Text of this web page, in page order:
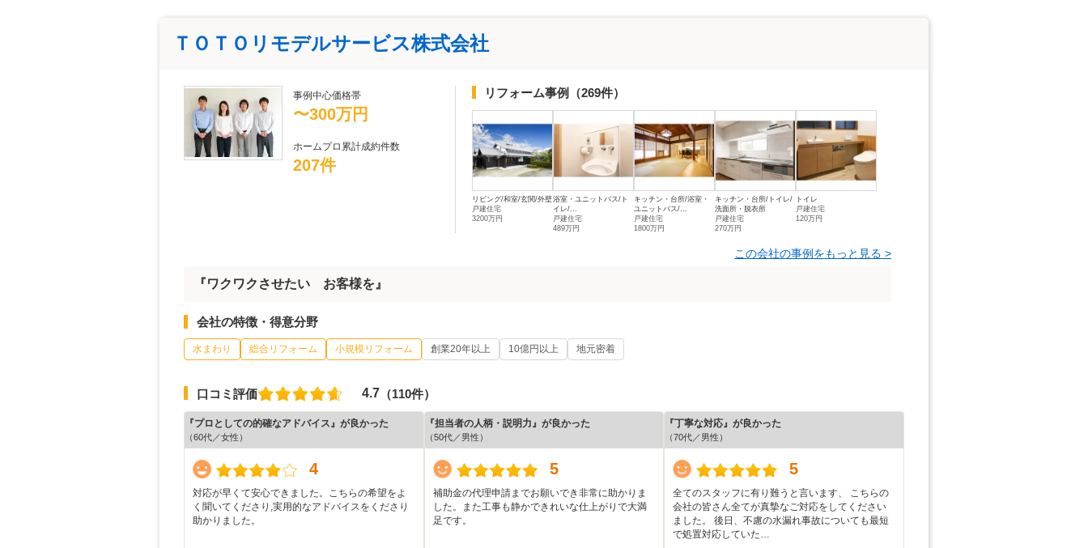
ＴＯＴＯリモデルサービス株式会社
事例中心価格帯
〜300万円
ホームプロ累計成約件数
207件
リフォーム事例 （269件）
リビング/和室/玄関/外壁
戸建住宅
3200万円
浴室・ユニットバス/ト
イレ/...
戸建住宅
489万円
キッチン・台所/浴室・
ユニットバス/...
戸建住宅
1800万円
キッチン・台所/トイレ/
洗面所・脱衣所
戸建住宅
270万円
トイレ
戸建住宅
120万円
この会社の事例をもっと見る >
『ワクワクさせたい お客様を』
会社の特徴・得意分野
水まわり 総合リフォーム 小規模リフォーム 創業20年以上 10億円以上 地元密着
口コミ評価 4.7 （110件）
『プロとしての的確なアドバイス』が良かった
（60代／女性）
4
対応が早くて安心できました。こちらの希望をよ
く聞いてくださり,実用的なアドバイスをくださり
助かりました。
『担当者の人柄・説明力』が良かった
（50代／男性）
5
補助金の代理申請までお願いでき非常に助かりま
した。また工事も静かできれいな仕上がりで大満
足です。
『丁寧な対応』が良かった
（70代／男性）
5
全てのスタッフに有り難うと言います、 こちらの
会社の皆さん全てが真摯なご対応をしてください
ました。 後日、不慮の水漏れ事故についても最短
で処置対応していた…